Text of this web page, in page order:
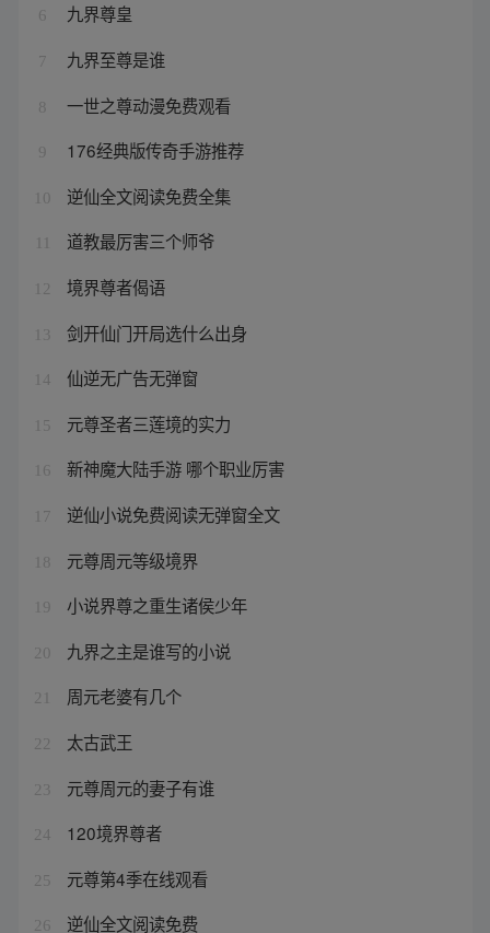
6 九界尊皇
7 九界至尊是谁
8 一世之尊动漫免费观看
9 176经典版传奇手游推荐
10 逆仙全文阅读免费全集
道教最厉害三个师爷
12 境界尊者偈语
13 剑开仙门开局选什么出身
14 仙逆无广告无弹窗
15 元尊圣者三莲境的实力
16 新神魔大陆手游 哪个职业厉害
17 逆仙小说免费阅读无弹窗全文
18 元尊周元等级境界
19 小说界尊之重生诸侯少年
20 九界之主是谁写的小说
21 周元老婆有几个
22 太古武王
23 元尊周元的妻子有谁
24 120境界尊者
25 元尊第4季在线观看
26 逆仙全文阅读免费